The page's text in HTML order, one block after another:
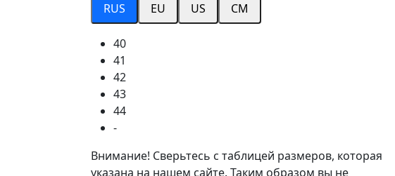
RUS
EU US CM
40
41
42
43
44
-
Внимание! Сверьтесь с таблицей размеров, которая
указана на нашем сайте. Таким образом вы не